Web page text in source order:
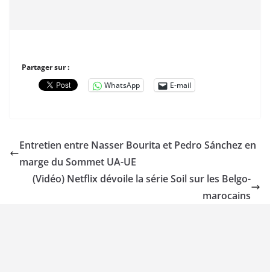
Partager sur :
WhatsApp
E-mail
Entretien entre Nasser Bourita et Pedro Sánchez en
marge du Sommet UA-UE
(Vidéo) Netflix dévoile la série Soil sur les Belgo-
marocains